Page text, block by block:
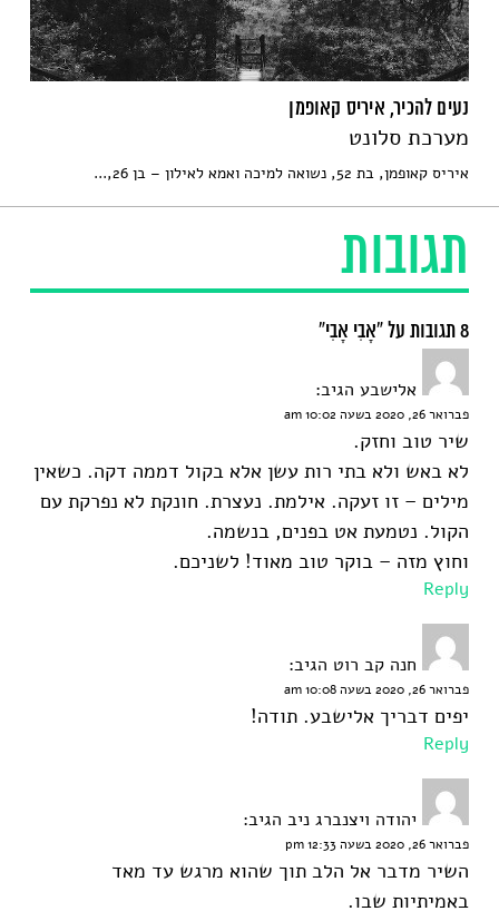
תגובות
8 תגובות על “אָבִי אָבִי”
אלישבע הגיב:
פברואר 26, 2020 בשעה 10:02 am
שיר טוב וחזק.
לא באש ולא בתי רות עשן אלא בקול דממה דקה. כשאין
מילים – זו זעקה. אילמת. נעצרת. חונקת לא נפרקת עם
הקול. נטמעת אט בפנים, בנשמה.
וחוץ מזה – בוקר טוב מאוד! לשניכם.
Reply
חנה קב רוט הגיב:
פברואר 26, 2020 בשעה 10:08 am
יפים דבריך אלישבע. תודה!
Reply
יהודה ויצנברג ניב הגיב:
פברואר 26, 2020 בשעה 12:33 pm
השיר מדבר אל הלב תוך שהוא מרגש עד מאד
באמיתיות שבו.
נעים להכיר, איריס קאופמן
מערכת סלונט
איריס קאופמן, בת 52, נשואה למיכה ואמא לאילון – בן 26,...